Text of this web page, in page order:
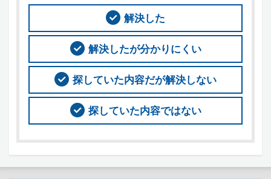
解決した
解決したが分かりにくい
探していた内容だが解決しない
探していた内容ではない